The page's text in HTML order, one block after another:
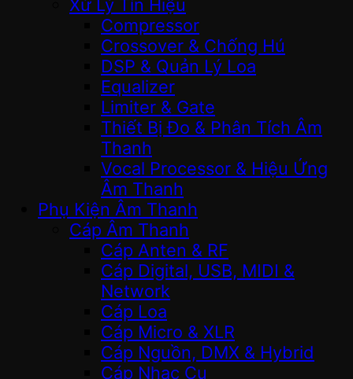
Xử Lý Tín Hiệu
Compressor
Crossover & Chống Hú
DSP & Quản Lý Loa
Equalizer
Limiter & Gate
Thiết Bị Đo & Phân Tích Âm
Thanh
Vocal Processor & Hiệu Ứng
Âm Thanh
Phụ Kiện Âm Thanh
Cáp Âm Thanh
Cáp Anten & RF
Cáp Digital, USB, MIDI &
Network
Cáp Loa
Cáp Micro & XLR
Cáp Nguồn, DMX & Hybrid
Cáp Nhạc Cụ